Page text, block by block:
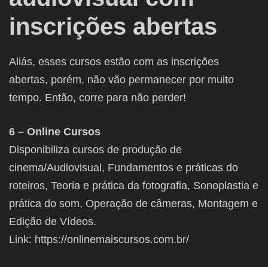
inscrições abertas
Aliás, esses cursos estão com as inscrições
abertas, porém, não vão permanecer por muito
tempo. Então, corre para não perder!
6 – Online Cursos
Disponibiliza cursos de produção de
cinema/Audiovisual, Fundamentos e práticas do
roteiros, Teoria e prática da fotografia, Sonoplastia e
prática do som, Operação de câmeras, Montagem e
Edição de Vídeos.
Link: https://onlinemaiscursos.com.br/